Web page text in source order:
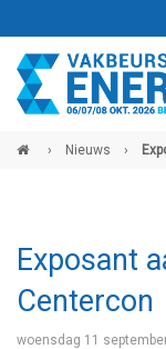
› Nieuws ›
Exposant
Centercon
woensdag 11